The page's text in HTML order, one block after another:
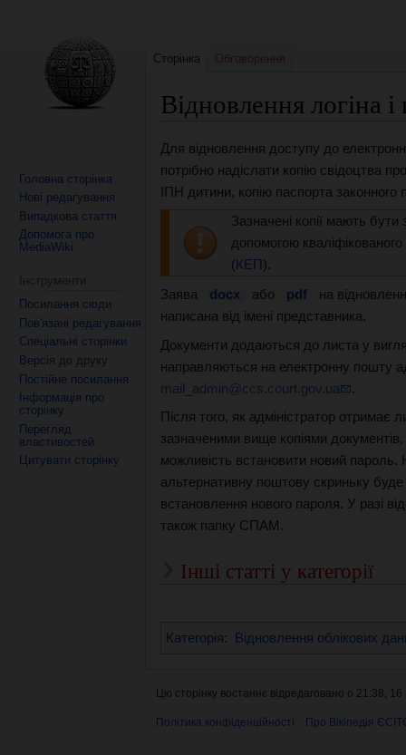
Відновлення логіна
Перейти
до
навігації
Перейти
до
пошуку
Для відновлення доступу до
потрібно надіслати копію свідоцтва
ІПН дитини, копію паспорта
Зазначені копії мають бути
допомогою
( КЕП ).
Заява
docx або pdf
на
написана від імені представника.
Документи додаються до листа у
направляються на електронну пошту
mail_admin@ccs.court.gov.ua
.
Після того, як адміністратор отримає
зазначеними вище копіями
можливість встановити новий
альтернативну поштову скриньку
встановлення нового пароля. У разі
також папку СПАМ.
Інші статті у категорії
Категорія: Відновлення облікових
Сторінка Обговорення
Головна сторінка
Нові редагування
Випадкова стаття
Допомога про
MediaWiki
Інструменти
Посилання сюди
Пов'язані редагування
Спеціальні сторінки
Версія до друку
Постійне посилання
Інформація про
сторінку
Перегляд
властивостей
Цитувати сторінку
Цю сторінку востаннє відредаговано о 21:38, 16
Політика конфіденційності Про Вікіпедія